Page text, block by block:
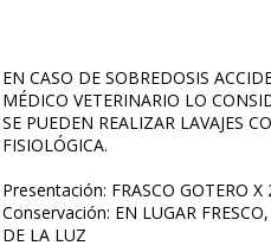
EN CASO DE SOBREDOSIS
MÉDICO VETERINARIO LO
SE PUEDEN REALIZAR LAVAJES
FISIOLÓGICA.
Presentación: FRASCO GOTERO X
Conservación: EN LUGAR
DE LA LUZ